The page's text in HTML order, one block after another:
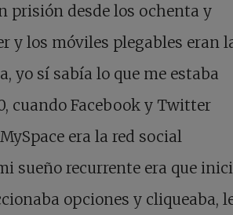
prisión desde los ochenta y
y los móviles plegables eran
yo sí sabía lo que me estaba
cuando Facebook y Twitter
era la red social
sueño recurrente era que
opciones y cliqueaba,